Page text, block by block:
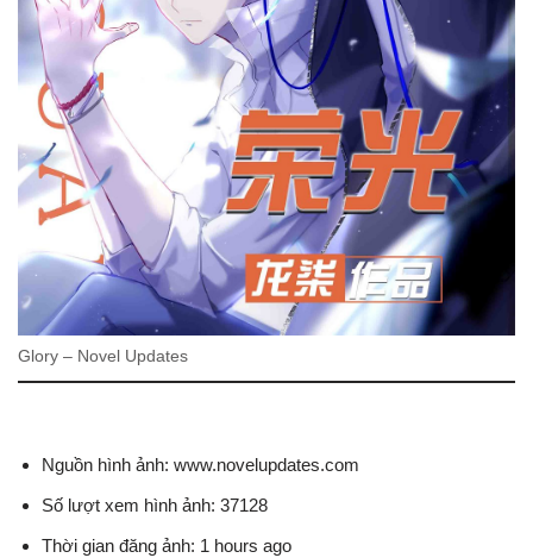
Glory – Novel Updates
Nguồn hình ảnh: www.novelupdates.com
Số lượt xem hình ảnh: 37128
Thời gian đăng ảnh: 1 hours ago